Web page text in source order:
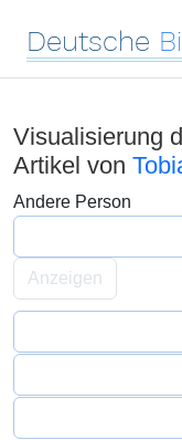
Deutsche
Visualisierung
Artikel von
Andere Person
Anzeigen